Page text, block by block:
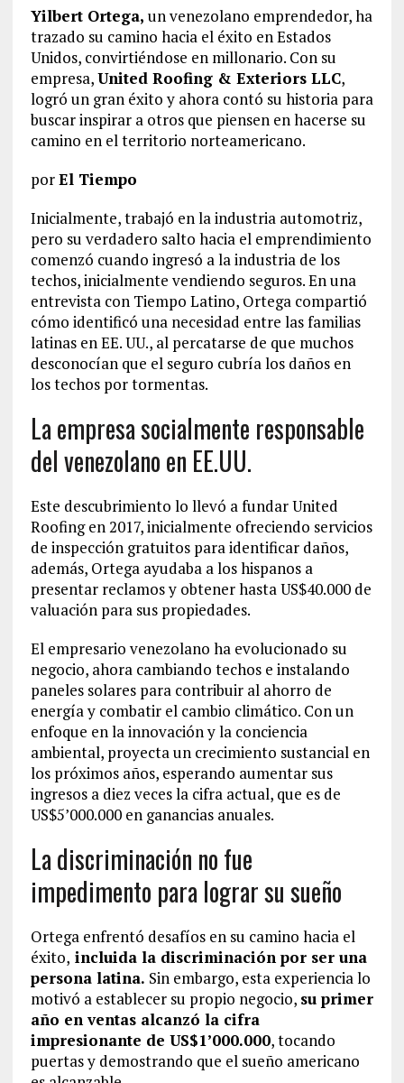
Yilbert Ortega, un venezolano emprendedor, ha
trazado su camino hacia el éxito en Estados
Unidos, convirtiéndose en millonario. Con su
empresa,United Roofing & Exteriors LLC,
logró un gran éxito y ahora contó su historia para
buscar inspirar a otros que piensen en hacerse su
camino en el territorio norteamericano.
porEl Tiempo
Inicialmente, trabajó en la industria automotriz,
pero su verdadero salto hacia el emprendimiento
comenzó cuando ingresó a la industria de los
techos, inicialmente vendiendo seguros. En una
entrevista con Tiempo Latino, Ortega compartió
cómo identificó una necesidad entre las familias
latinas en EE. UU., al percatarse de que muchos
desconocían que el seguro cubría los daños en
los techos por tormentas.
La empresa socialmente responsable
del venezolano en EE.UU.
Este descubrimiento lo llevó a fundar United
Roofing en 2017, inicialmente ofreciendo servicios
de inspección gratuitos para identificar daños,
además, Ortega ayudaba a los hispanos a
presentar reclamos y obtener hasta US$40.000 de
valuación para sus propiedades.
El empresario venezolano ha evolucionado su
negocio, ahora cambiando techos e instalando
paneles solares para contribuir al ahorro de
energía y combatir el cambio climático. Con un
enfoque en la innovación y la conciencia
ambiental, proyecta un crecimiento sustancial en
los próximos años, esperando aumentar sus
ingresos a diez veces la cifra actual, que es de
US$5’000.000 en ganancias anuales.
La discriminación no fue
impedimento para lograr su sueño
Ortega enfrentó desafíos en su camino hacia el
éxito, incluida la discriminación por ser una
persona latina. Sin embargo, esta experiencia lo
motivó a establecer su propio negocio, su primer
año en ventas alcanzó la cifra
impresionante de US$1’000.000, tocando
puertas y demostrando que el sueño americano